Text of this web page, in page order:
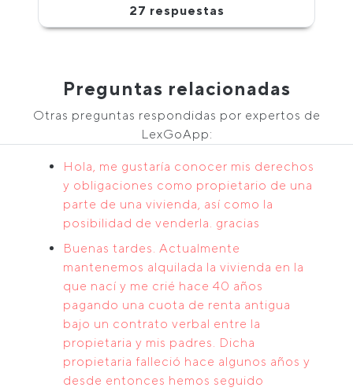
27 respuestas
Preguntas relacionadas
Otras preguntas respondidas por expertos de
LexGoApp:
Hola, me gustaría conocer mis derechos
y obligaciones como propietario de una
parte de una vivienda, así como la
posibilidad de venderla. gracias
Buenas tardes. Actualmente
mantenemos alquilada la vivienda en la
que nací y me crié hace 40 años
pagando una cuota de renta antigua
bajo un contrato verbal entre la
propietaria y mis padres. Dicha
propietaria falleció hace algunos años y
desde entonces hemos seguido